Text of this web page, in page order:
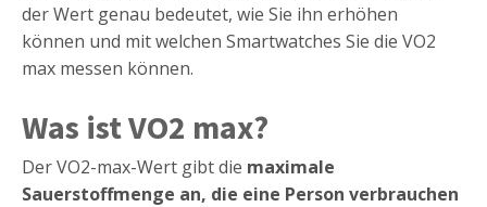
der Wert genau bedeutet, wie Sie ihn erhöhen
können und mit welchen Smartwatches Sie die VO2
max messen können.
Was ist VO2 max?
Der VO2-max-Wert gibt die maximale
Sauerstoffmenge an, die eine Person verbrauchen